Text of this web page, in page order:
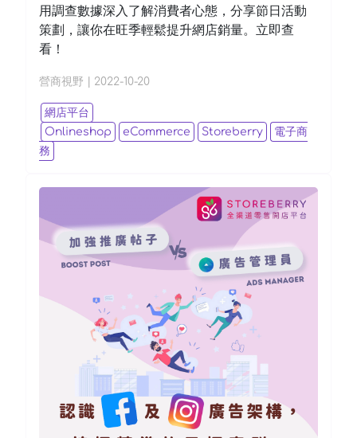
用調查數據深入了解消費者心態，分享節日活動
策劃，讓你在旺季輕鬆提升網店銷量。立即查
看！
營商視野 2022-10-20
網店平台
Onlineshop
eCommerce Storeberry
電子商
務